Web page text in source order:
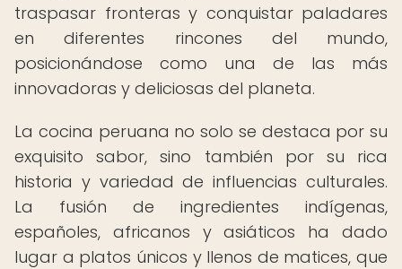
traspasar fronteras y conquistar paladares
en diferentes rincones del mundo,
posicionándose como una de las más
innovadoras y deliciosas del planeta.
La cocina peruana no solo se destaca por su
exquisito sabor, sino también por su rica
historia y variedad de influencias culturales.
La fusión de ingredientes indígenas,
españoles, africanos y asiáticos ha dado
lugar a platos únicos y llenos de matices, que